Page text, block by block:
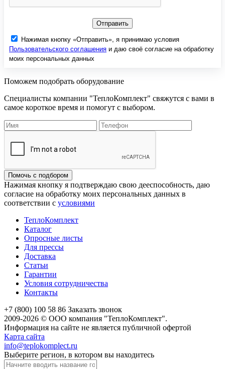
Отправить
Нажимая кнопку «Отправить», я принимаю условия
Пользовательского соглашения и даю своё согласие на обработку
моих персональных данных
Поможем подобрать оборудование
Специалисты компании "ТеплоКомплект" свяжутся с вами в
самое короткое время и помогут с выбором.
Помочь с подбором
Нажимая кнопку я подтверждаю свою дееспособность, даю
согласие на обработку моих персональных данных в
соответствии с условиями
ТеплоКомплект
Каталог
Опросные листы
Для прессы
Доставка
Статьи
Гарантии
Условия сотрудничества
Контакты
+7 (800) 100 58 86 Заказать звонок
2009-2026 © ООО компания "ТеплоКомплект".
Информация на сайте не является публичной офертой
Карта сайта
info@teplokomplect.ru
Выберите регион, в котором вы находитесь